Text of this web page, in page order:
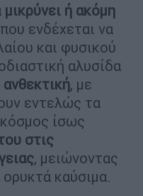
μικρύνει ή ακόμη
ενδέχεται να
και φυσικού
αλυσίδα
ανθεκτική, με
εντελώς τα
ίσως
στις
, μειώνοντας
καύσιμα.